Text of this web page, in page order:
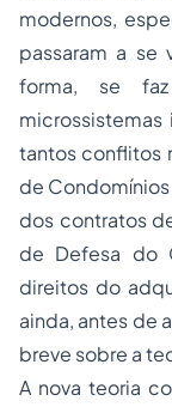
modernos,
passaram a se
forma, se
tantos conflitos
de
dos contratos
de Defesa do
direitos do
ainda, antes de
breve sobre a
A nova teoria